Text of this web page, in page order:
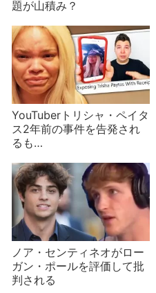
題が山積み？
YouTuberトリシャ・ペイタ
ス2年前の事件を告発され
るも…
ノア・センティネオがロー
ガン・ポールを評価して批
判される